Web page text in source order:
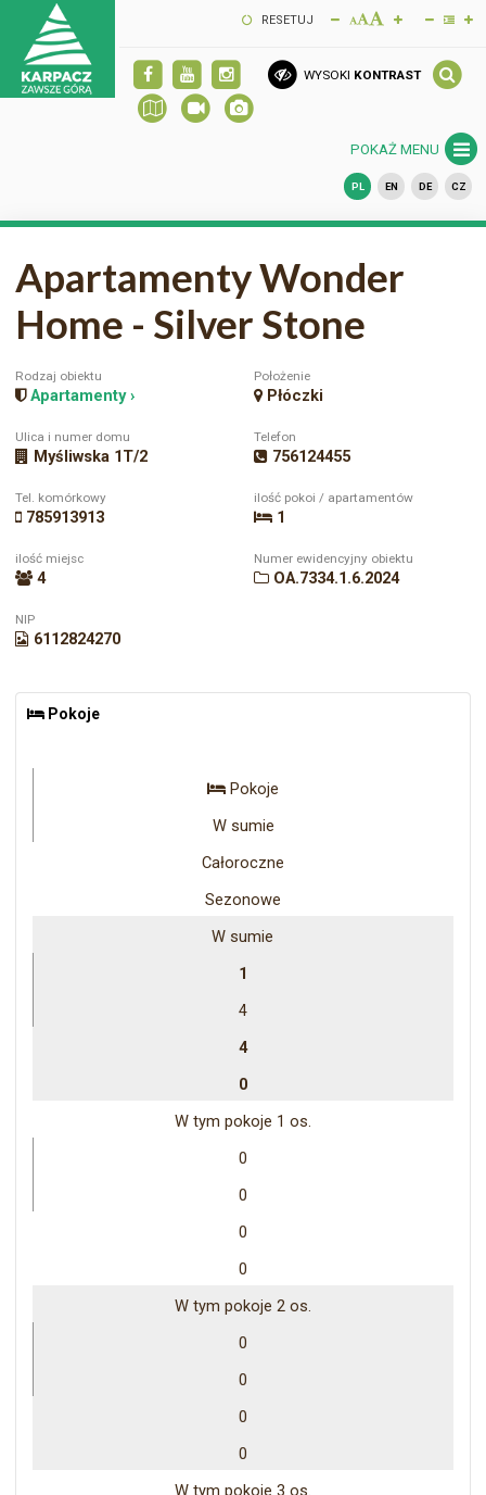
RESETUJ
WYSOKI KONTRAST
POKAŻ MENU
PL EN DE CZ
Apartamenty Wonder
Home - Silver Stone
Rodzaj obiektu
Apartamenty ›
Położenie
Płóczki
Ulica i numer domu
Myśliwska 1T/2
Telefon
756124455
Tel. komórkowy
785913913
ilość pokoi / apartamentów
1
ilość miejsc
4
Numer ewidencyjny obiektu
OA.7334.1.6.2024
NIP
6112824270
Pokoje
Pokoje
W sumie
Całoroczne
Sezonowe
W sumie
1
4
4
0
W tym pokoje 1 os.
0
0
0
0
W tym pokoje 2 os.
0
0
0
0
W tym pokoje 3 os.